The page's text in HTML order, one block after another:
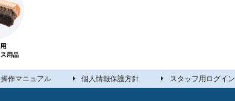
操作マニュアル 個人情報保護方針 スタッフ用ログイン